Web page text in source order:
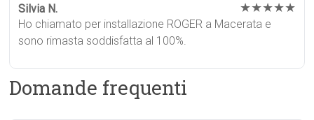
Silvia N. ★★★★★
Ho chiamato per installazione ROGER a Macerata e
sono rimasta soddisfatta al 100%.
Domande frequenti